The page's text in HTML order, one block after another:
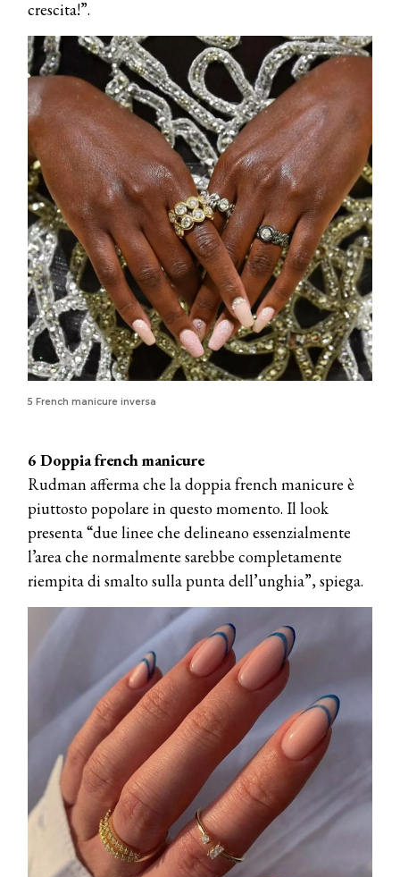
crescita!”.
5 French manicure inversa
6 Doppia french manicure
Rudman afferma che la doppia french manicure è
piuttosto popolare in questo momento. Il look
presenta “due linee che delineano essenzialmente
l’area che normalmente sarebbe completamente
riempita di smalto sulla punta dell’unghia”, spiega.